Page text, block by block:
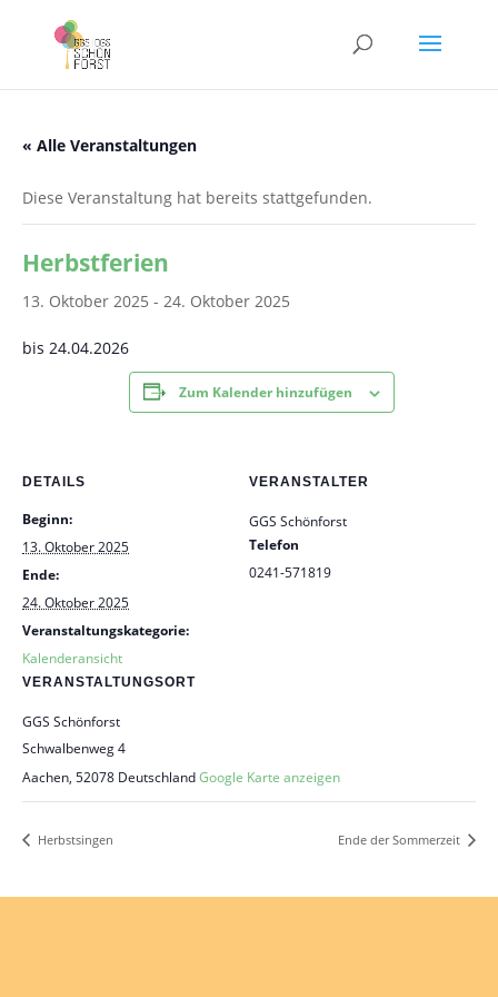
« Alle Veranstaltungen
Diese Veranstaltung hat bereits stattgefunden.
Herbstferien
13. Oktober 2025 - 24. Oktober 2025
bis 24.04.2026
Zum Kalender hinzufügen
DETAILS
Beginn:
13. Oktober 2025
Ende:
24. Oktober 2025
Veranstaltungskategorie:
Kalenderansicht
VERANSTALTUNGSORT
GGS Schönforst
Schwalbenweg 4
Aachen, 52078 DeutschlandGoogle Karte anzeigen
VERANSTALTER
GGS Schönforst
Telefon
0241-571819
Herbstsingen Ende der Sommerzeit